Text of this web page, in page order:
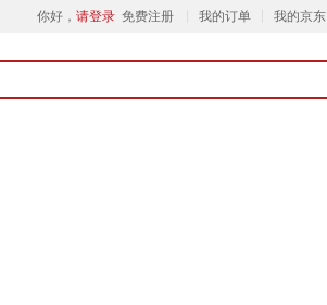
你好， 请登录 免费注册 我的订单 我的京东